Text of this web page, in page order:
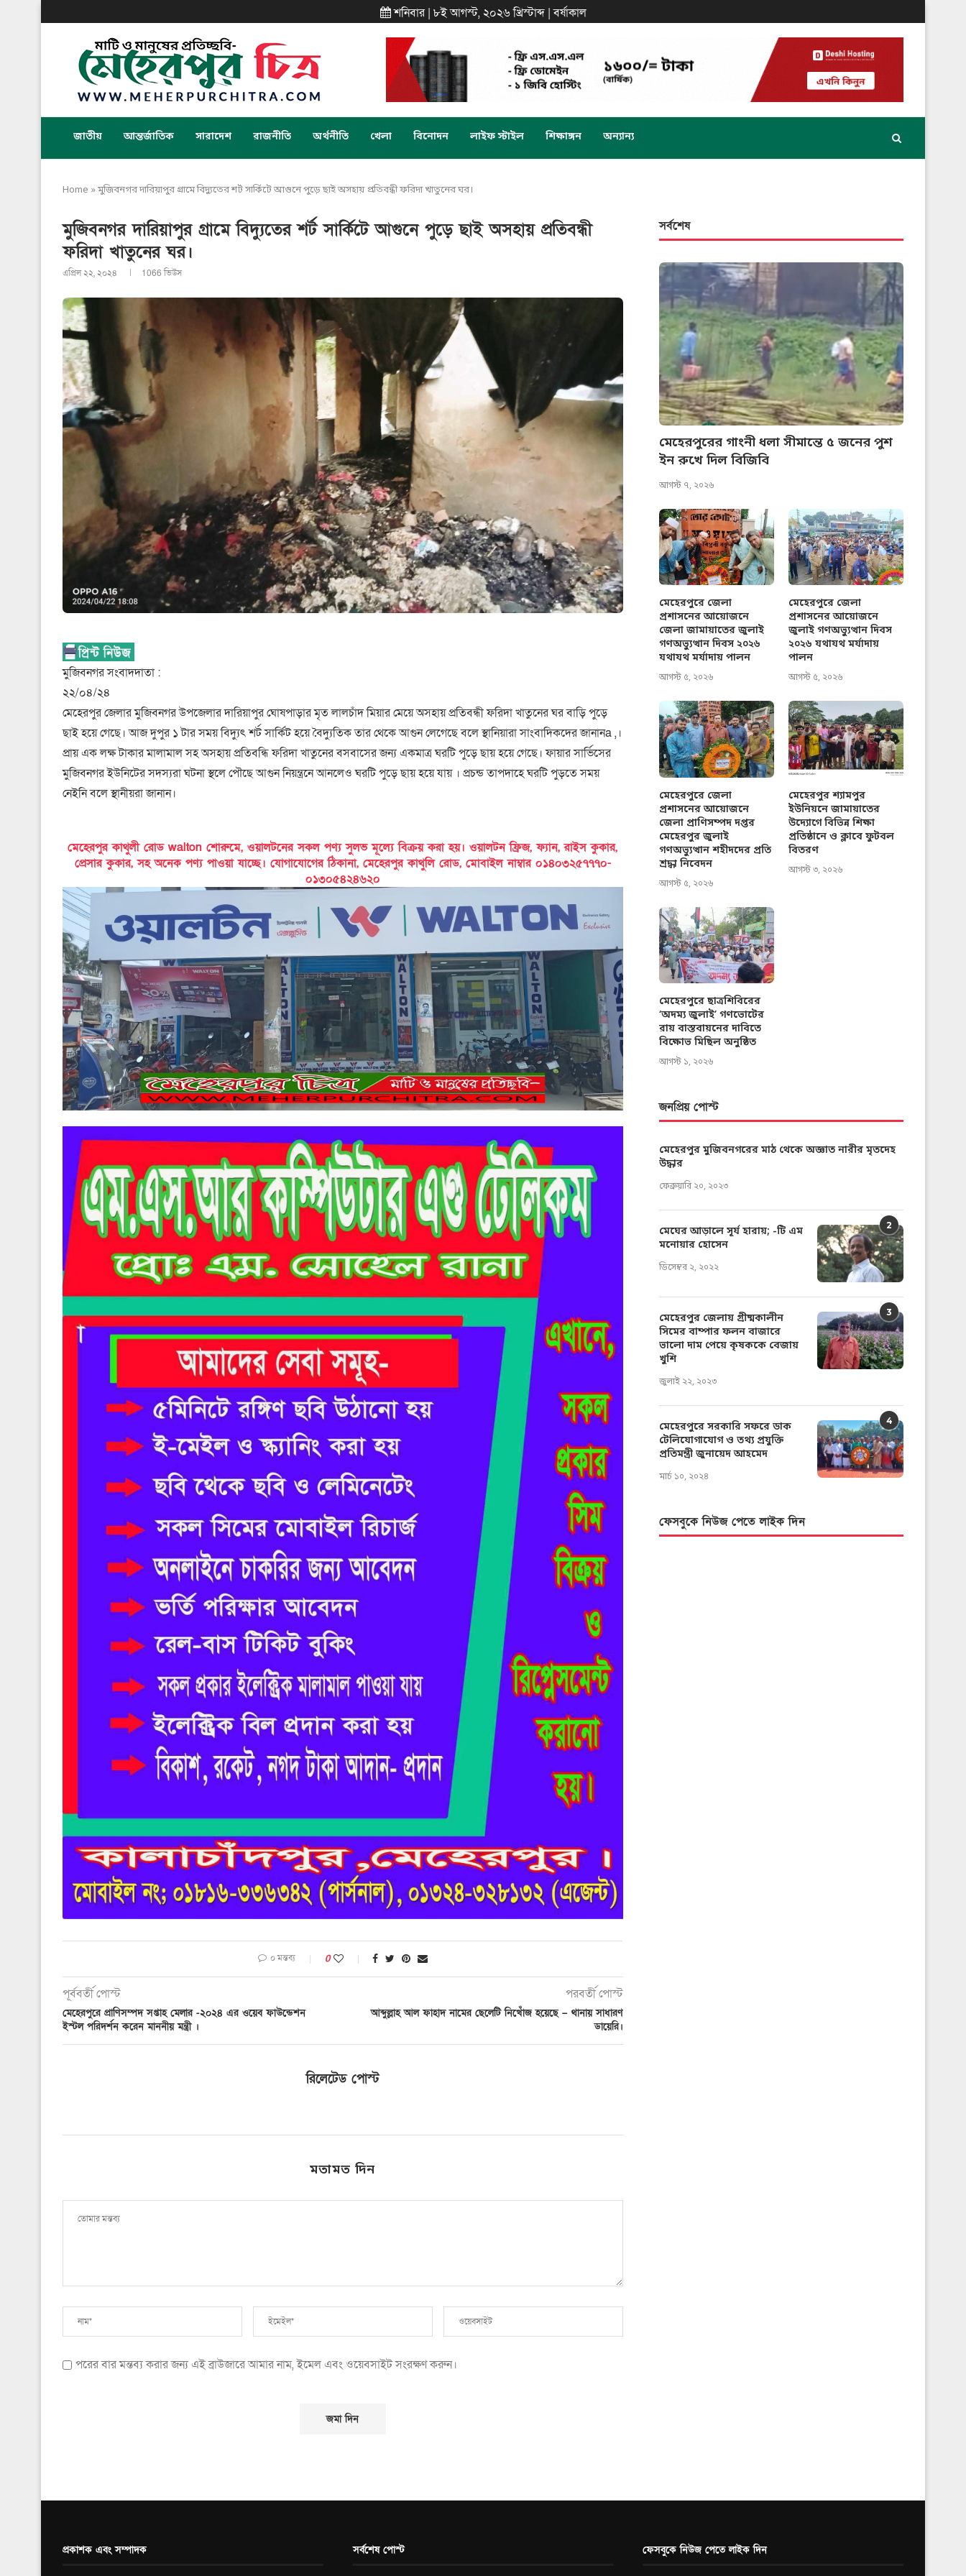
শনিবার | ৮ই আগস্ট, ২০২৬ খ্রিস্টাব্দ | বর্ষাকাল
জাতীয় আন্তর্জাতিক সারাদেশ রাজনীতি অর্থনীতি খেলা বিনোদন লাইফ স্টাইল শিক্ষাঙ্গন অন্যান্য
Home »মুজিবনগর দারিয়াপুর গ্রামে বিদ্যুতের শর্ট সার্কিটে আগুনে পুড়ে ছাই অসহায় প্রতিবন্ধী ফরিদা খাতুনের ঘর।
মুজিবনগর দারিয়াপুর গ্রামে বিদ্যুতের শর্ট সার্কিটে আগুনে পুড়ে ছাই অসহায় প্রতিবন্ধী
ফরিদা খাতুনের ঘর।
এপ্রিল ২২, ২০২৪ 1066ভিউস
মুজিবনগর সংবাদদাতা :
২২/০৪/২৪
মেহেরপুর জেলার মুজিবনগর উপজেলার দারিয়াপুর ঘোষপাড়ার মৃত লালচাঁদ মিয়ার মেয়ে অসহায় প্রতিবন্ধী ফরিদা খাতুনের ঘর বাড়ি পুড়ে
ছাই হয়ে গেছে। আজ দুপুর ১ টার সময় বিদ্যুৎ শর্ট সার্কিট হয়ে বৈদ্যুতিক তার থেকে আগুন লেগেছে বলে স্থানিয়ারা সাংবাদিকদের জানানa ,।
প্রায় এক লক্ষ টাকার মালামাল সহ অসহায় প্রতিবন্ধি ফরিদা খাতুনের বসবাসের জন্য একমাত্র ঘরটি পুড়ে ছায় হয়ে গেছে। ফায়ার সার্ভিসের
মুজিবনগর ইউনিটের সদস্যরা ঘটনা স্থলে পৌছে আগুন নিয়ন্ত্রনে আনলেও ঘরটি পুড়ে ছায় হয়ে যায় । প্রচন্ড তাপদাহে ঘরটি পুড়তে সময়
নেইনি বলে স্থানীয়রা জানান।
মেহেরপুর কাথুলী রোড walton শোরুমে, ওয়ালটনের সকল পণ্য সুলভ মূল্যে বিক্রয় করা হয়। ওয়ালটন ফ্রিজ, ফ্যান, রাইস কুকার,
প্রেসার কুকার, সহ অনেক পণ্য পাওয়া যাচ্ছে। যোগাযোগের ঠিকানা, মেহেরপুর কাথুলি রোড, মোবাইল নাম্বার ০১৪০৩২৫৭৭৭০-
০১৩০৫৪২৪৬২০
০ মন্তব্য 0
পূর্ববর্তী পোস্ট
মেহেরপুরে প্রাণিসম্পদ সপ্তাহ মেলার -২০২৪ এর ওয়েব ফাউন্ডেশন
ইস্টল পরিদর্শন করেন মাননীয় মন্ত্রী ।
পরবর্তী পোস্ট
আব্দুল্লাহ আল ফাহাদ নামের ছেলেটি নিখোঁজ হয়েছে – থানায় সাধারণ
ডায়েরি।
রিলেটেড পোস্ট
মতামত দিন
পরের বার মন্তব্য করার জন্য এই ব্রাউজারে আমার নাম, ইমেল এবং ওয়েবসাইট সংরক্ষণ করুন।
সর্বশেষ
মেহেরপুরের গাংনী ধলা সীমান্তে ৫ জনের পুশ
ইন রুখে দিল বিজিবি
আগস্ট ৭, ২০২৬
মেহেরপুরে জেলা
প্রশাসনের আয়োজনে
জেলা জামায়াতের জুলাই
গণঅভ্যুত্থান দিবস ২০২৬
যথাযথ মর্যাদায় পালন
আগস্ট ৫, ২০২৬
মেহেরপুরে জেলা
প্রশাসনের আয়োজনে
জুলাই গণঅভ্যুত্থান দিবস
২০২৬ যথাযথ মর্যাদায়
পালন
আগস্ট ৫, ২০২৬
মেহেরপুরে জেলা
প্রশাসনের আয়োজনে
জেলা প্রাণিসম্পদ দপ্তর
মেহেরপুর জুলাই
গণঅভ্যুত্থান শহীদদের প্রতি
শ্রদ্ধা নিবেদন
আগস্ট ৫, ২০২৬
মেহেরপুর শ্যামপুর
ইউনিয়নে জামায়াতের
উদ্যোগে বিভিন্ন শিক্ষা
প্রতিষ্ঠানে ও ক্লাবে ফুটবল
বিতরণ
আগস্ট ৩, ২০২৬
মেহেরপুরে ছাত্রশিবিরের
‘অদম্য জুলাই’ গণভোটের
রায় বাস্তবায়নের দাবিতে
বিক্ষোভ মিছিল অনুষ্ঠিত
আগস্ট ১, ২০২৬
জনপ্রিয় পোস্ট
মেহেরপুর মুজিবনগরের মাঠ থেকে অজ্ঞাত নারীর মৃতদেহ
উদ্ধার
ফেব্রুয়ারি ২০, ২০২৩
2
মেঘের আড়ালে সূর্য হারায়; -টি এম
মনোয়ার হোসেন
ডিসেম্বর ২, ২০২২
3
মেহেরপুর জেলায় গ্রীষ্মকালীন
সিমের বাম্পার ফলন বাজারে
ভালো দাম পেয়ে কৃষককে বেজায়
খুশি
জুলাই ২২, ২০২৩
4
মেহেরপুরে সরকারি সফরে ডাক
টেলিযোগাযোগ ও তথ্য প্রযুক্তি
প্রতিমন্ত্রী জুনায়েদ আহমেদ
মার্চ ১০, ২০২৪
ফেসবুকে নিউজ পেতে লাইক দিন
প্রকাশক এবং সম্পাদক সর্বশেষ পোস্ট ফেসবুকে নিউজ পেতে লাইক দিন